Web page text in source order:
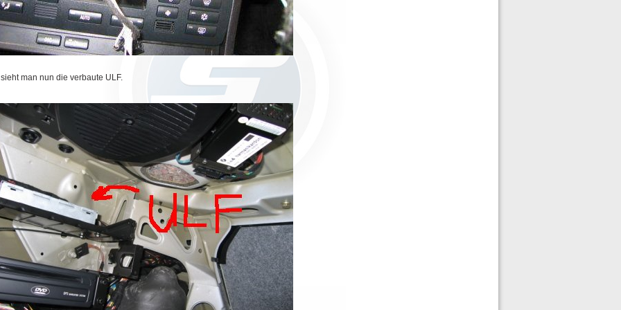
man nun die verbaute ULF.